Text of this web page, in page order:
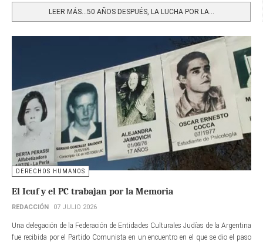
LEER MÁS…50 AÑOS DESPUÉS, LA LUCHA POR LA...
DERECHOS HUMANOS
El Icuf y el PC trabajan por la Memoria
REDACCIÓN 07 JULIO 2026
Una delegación de la Federación de Entidades Culturales Judías de la Argentina
fue recibida por el Partido Comunista en un encuentro en el que se dio el paso